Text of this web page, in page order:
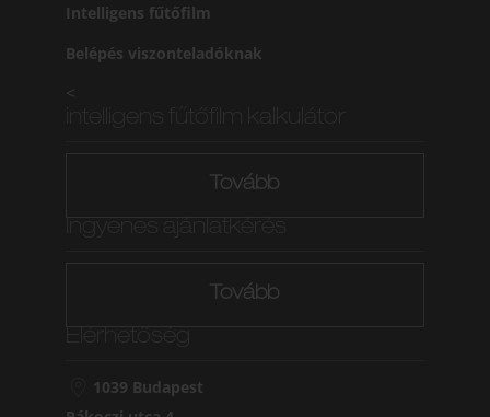
Intelligens fűtőfilm
Belépés viszonteladóknak
<
Tovább
Tovább
1039 Budapest